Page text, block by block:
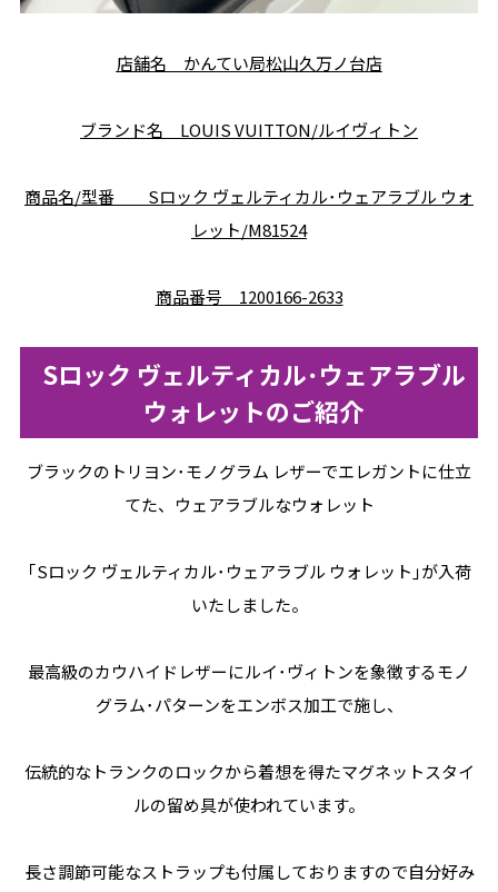
店舗名 かんてい局松山久万ノ台店
ブランド名 LOUIS VUITTON/ルイヴィトン
商品名/型番 Sロック ヴェルティカル･ウェアラブル ウォ
レット/M81524
商品番号 1200166-2633
Sロック ヴェルティカル･ウェアラブル
ウォレットのご紹介
ブラックのトリヨン･モノグラム レザーでエレガントに仕立
てた、ウェアラブルなウォレット
｢Sロック ヴェルティカル･ウェアラブル ウォレット｣が入荷
いたしました。
最高級のカウハイドレザーにルイ･ヴィトンを象徴するモノ
グラム･パターンをエンボス加工で施し、
伝統的なトランクのロックから着想を得たマグネットスタイ
ルの留め具が使われています。
長さ調節可能なストラップも付属しておりますので自分好み